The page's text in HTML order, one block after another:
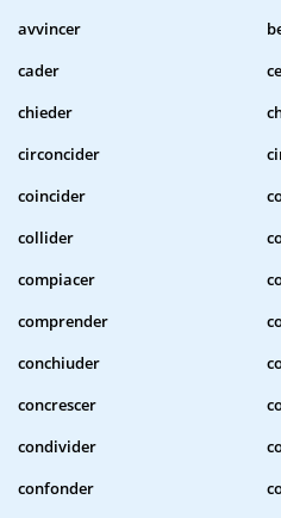
avvincer
cader
chieder
circoncider
coincider
collider
compiacer
comprender
conchiuder
concrescer
condivider
confonder